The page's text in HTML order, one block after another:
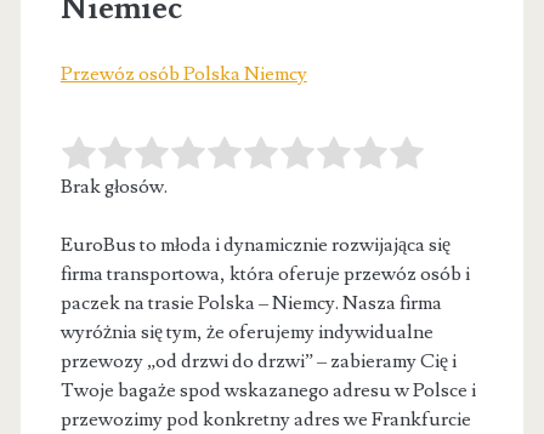
Niemiec
Przewóz osób Polska Niemcy
Brak głosów.
EuroBus to młoda i dynamicznie rozwijająca się
firma transportowa, która oferuje przewóz osób i
paczek na trasie Polska – Niemcy. Nasza firma
wyróżnia się tym, że oferujemy indywidualne
przewozy „od drzwi do drzwi” – zabieramy Cię i
Twoje bagaże spod wskazanego adresu w Polsce i
przewozimy pod konkretny adres we Frankfurcie